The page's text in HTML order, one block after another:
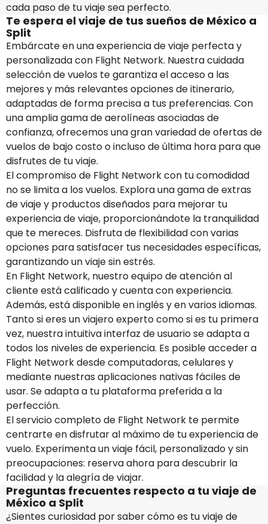
cada paso de tu viaje sea perfecto.
Te espera el viaje de tus sueños de México a
Split
Embárcate en una experiencia de viaje perfecta y
personalizada con Flight Network. Nuestra cuidada
selección de vuelos te garantiza el acceso a las
mejores y más relevantes opciones de itinerario,
adaptadas de forma precisa a tus preferencias. Con
una amplia gama de aerolíneas asociadas de
confianza, ofrecemos una gran variedad de ofertas de
vuelos de bajo costo o incluso de última hora para que
disfrutes de tu viaje.
El compromiso de Flight Network con tu comodidad
no se limita a los vuelos. Explora una gama de extras
de viaje y productos diseñados para mejorar tu
experiencia de viaje, proporcionándote la tranquilidad
que te mereces. Disfruta de flexibilidad con varias
opciones para satisfacer tus necesidades específicas,
garantizando un viaje sin estrés.
En Flight Network, nuestro equipo de atención al
cliente está calificado y cuenta con experiencia.
Además, está disponible en inglés y en varios idiomas.
Tanto si eres un viajero experto como si es tu primera
vez, nuestra intuitiva interfaz de usuario se adapta a
todos los niveles de experiencia. Es posible acceder a
Flight Network desde computadoras, celulares y
mediante nuestras aplicaciones nativas fáciles de
usar. Se adapta a tu plataforma preferida a la
perfección.
El servicio completo de Flight Network te permite
centrarte en disfrutar al máximo de tu experiencia de
vuelo. Experimenta un viaje fácil, personalizado y sin
preocupaciones: reserva ahora para descubrir la
facilidad y la alegría de viajar.
Preguntas frecuentes respecto a tu viaje de
México a Split
¿Sientes curiosidad por saber cómo es tu viaje de